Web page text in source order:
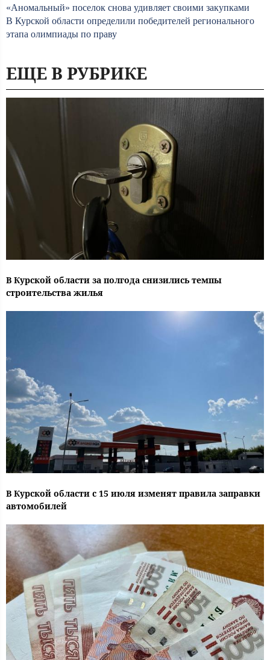
«Аномальный» поселок снова удивляет своими закупками
В Курской области определили победителей регионального
этапа олимпиады по праву
ЕЩЕ В РУБРИКЕ
В Курской области за полгода снизились темпы
строительства жилья
В Курской области с 15 июля изменят правила заправки
автомобилей